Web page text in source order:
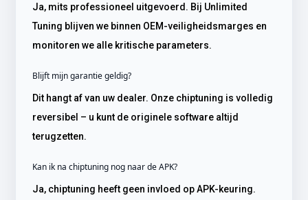
Ja, mits professioneel uitgevoerd. Bij Unlimited
Tuning blijven we binnen OEM-veiligheidsmarges en
monitoren we alle kritische parameters.
Blijft mijn garantie geldig?
Dit hangt af van uw dealer. Onze chiptuning is volledig
reversibel – u kunt de originele software altijd
terugzetten.
Kan ik na chiptuning nog naar de APK?
Ja, chiptuning heeft geen invloed op APK-keuring.